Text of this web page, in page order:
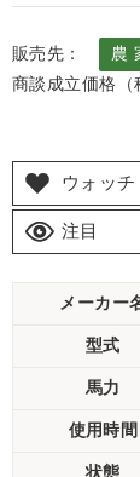
販売先：
農
商談成立価格（
ウォッ
注目
メーカー
型式
馬力
使用時間
状態